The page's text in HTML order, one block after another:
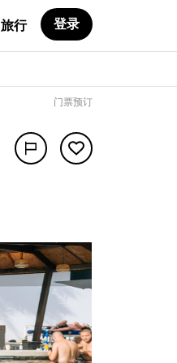
旅行 登录
门票预订